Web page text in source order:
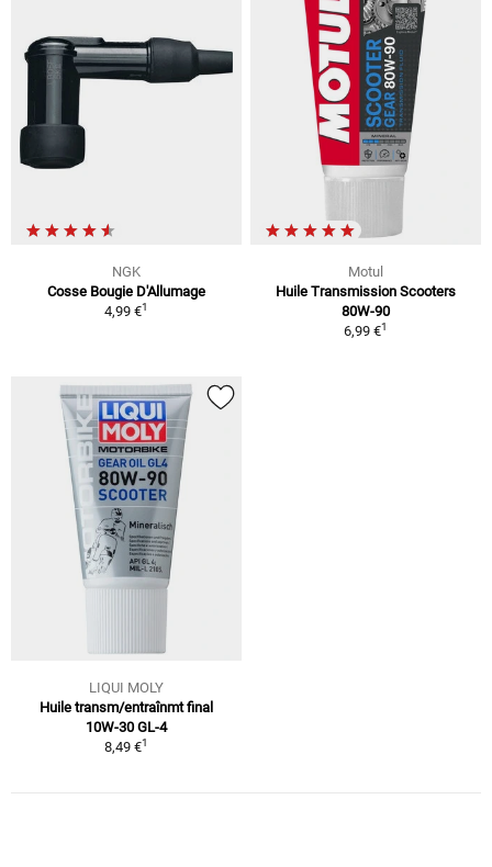
NGK
Cosse Bougie D'Allumage
4,99 €1
Motul
Huile Transmission Scooters
80W-90
6,99 €1
LIQUI MOLY
Huile transm/entraînmt final
10W-30 GL-4
8,49 €1